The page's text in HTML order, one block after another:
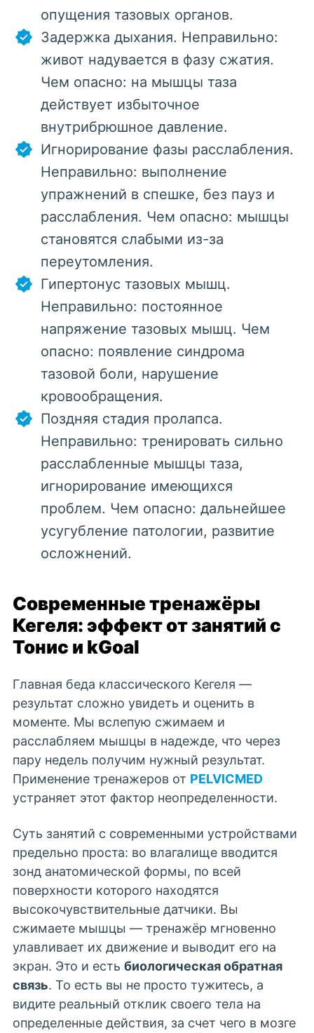
опущения тазовых органов.
Задержка дыхания. Неправильно:
живот надувается в фазу сжатия.
Чем опасно: на мышцы таза
действует избыточное
внутрибрюшное давление.
Игнорирование фазы расслабления.
Неправильно: выполнение
упражнений в спешке, без пауз и
расслабления. Чем опасно: мышцы
становятся слабыми из-за
переутомления.
Гипертонус тазовых мышц.
Неправильно: постоянное
напряжение тазовых мышц. Чем
опасно: появление синдрома
тазовой боли, нарушение
кровообращения.
Поздняя стадия пролапса.
Неправильно: тренировать сильно
расслабленные мышцы таза,
игнорирование имеющихся
проблем. Чем опасно: дальнейшее
усугубление патологии, развитие
осложнений.
Современные тренажёры
Кегеля: эффект от занятий с
Тонис и kGoal
Главная беда классического Кегеля —
результат сложно увидеть и оценить в
моменте. Мы вслепую сжимаем и
расслабляем мышцы в надежде, что через
пару недель получим нужный результат.
Применение тренажеров от PELVICMED
устраняет этот фактор неопределенности.
Суть занятий с современными устройствами
предельно проста: во влагалище вводится
зонд анатомической формы, по всей
поверхности которого находятся
высокочувствительные датчики. Вы
сжимаете мышцы — тренажёр мгновенно
улавливает их движение и выводит его на
экран. Это и есть биологическая обратная
связь. То есть вы не просто тужитесь, а
видите реальный отклик своего тела на
определенные действия, за счет чего в мозге